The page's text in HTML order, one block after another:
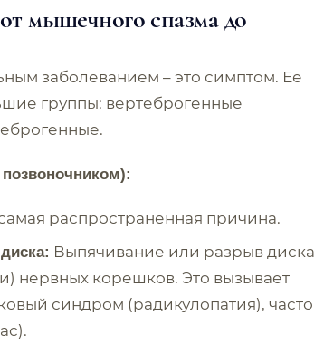
мышечного спазма до
заболеванием – это симптом. Ее
группы: вертеброгенные
распространенная причина.
Выпячивание или разрыв диска
нервных корешков. Это вызывает
синдром (радикулопатия), часто